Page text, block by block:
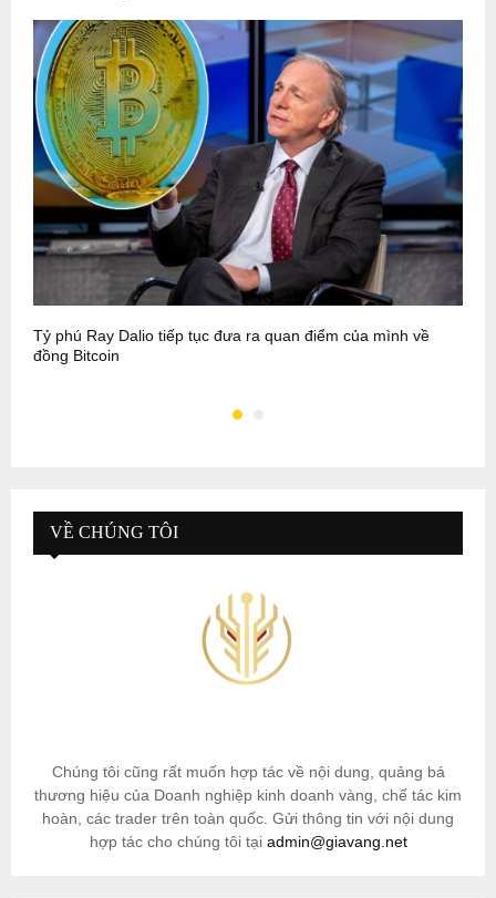
Tỷ phú Ray Dalio tiếp tục đưa ra quan điểm của mình về
đồng Bitcoin
VỀ CHÚNG TÔI
Chúng tôi cũng rất muốn hợp tác về nội dung, quảng bá
thương hiệu của Doanh nghiệp kinh doanh vàng, chế tác kim
hoàn, các trader trên toàn quốc. Gửi thông tin với nội dung
hợp tác cho chúng tôi tại admin@giavang.net